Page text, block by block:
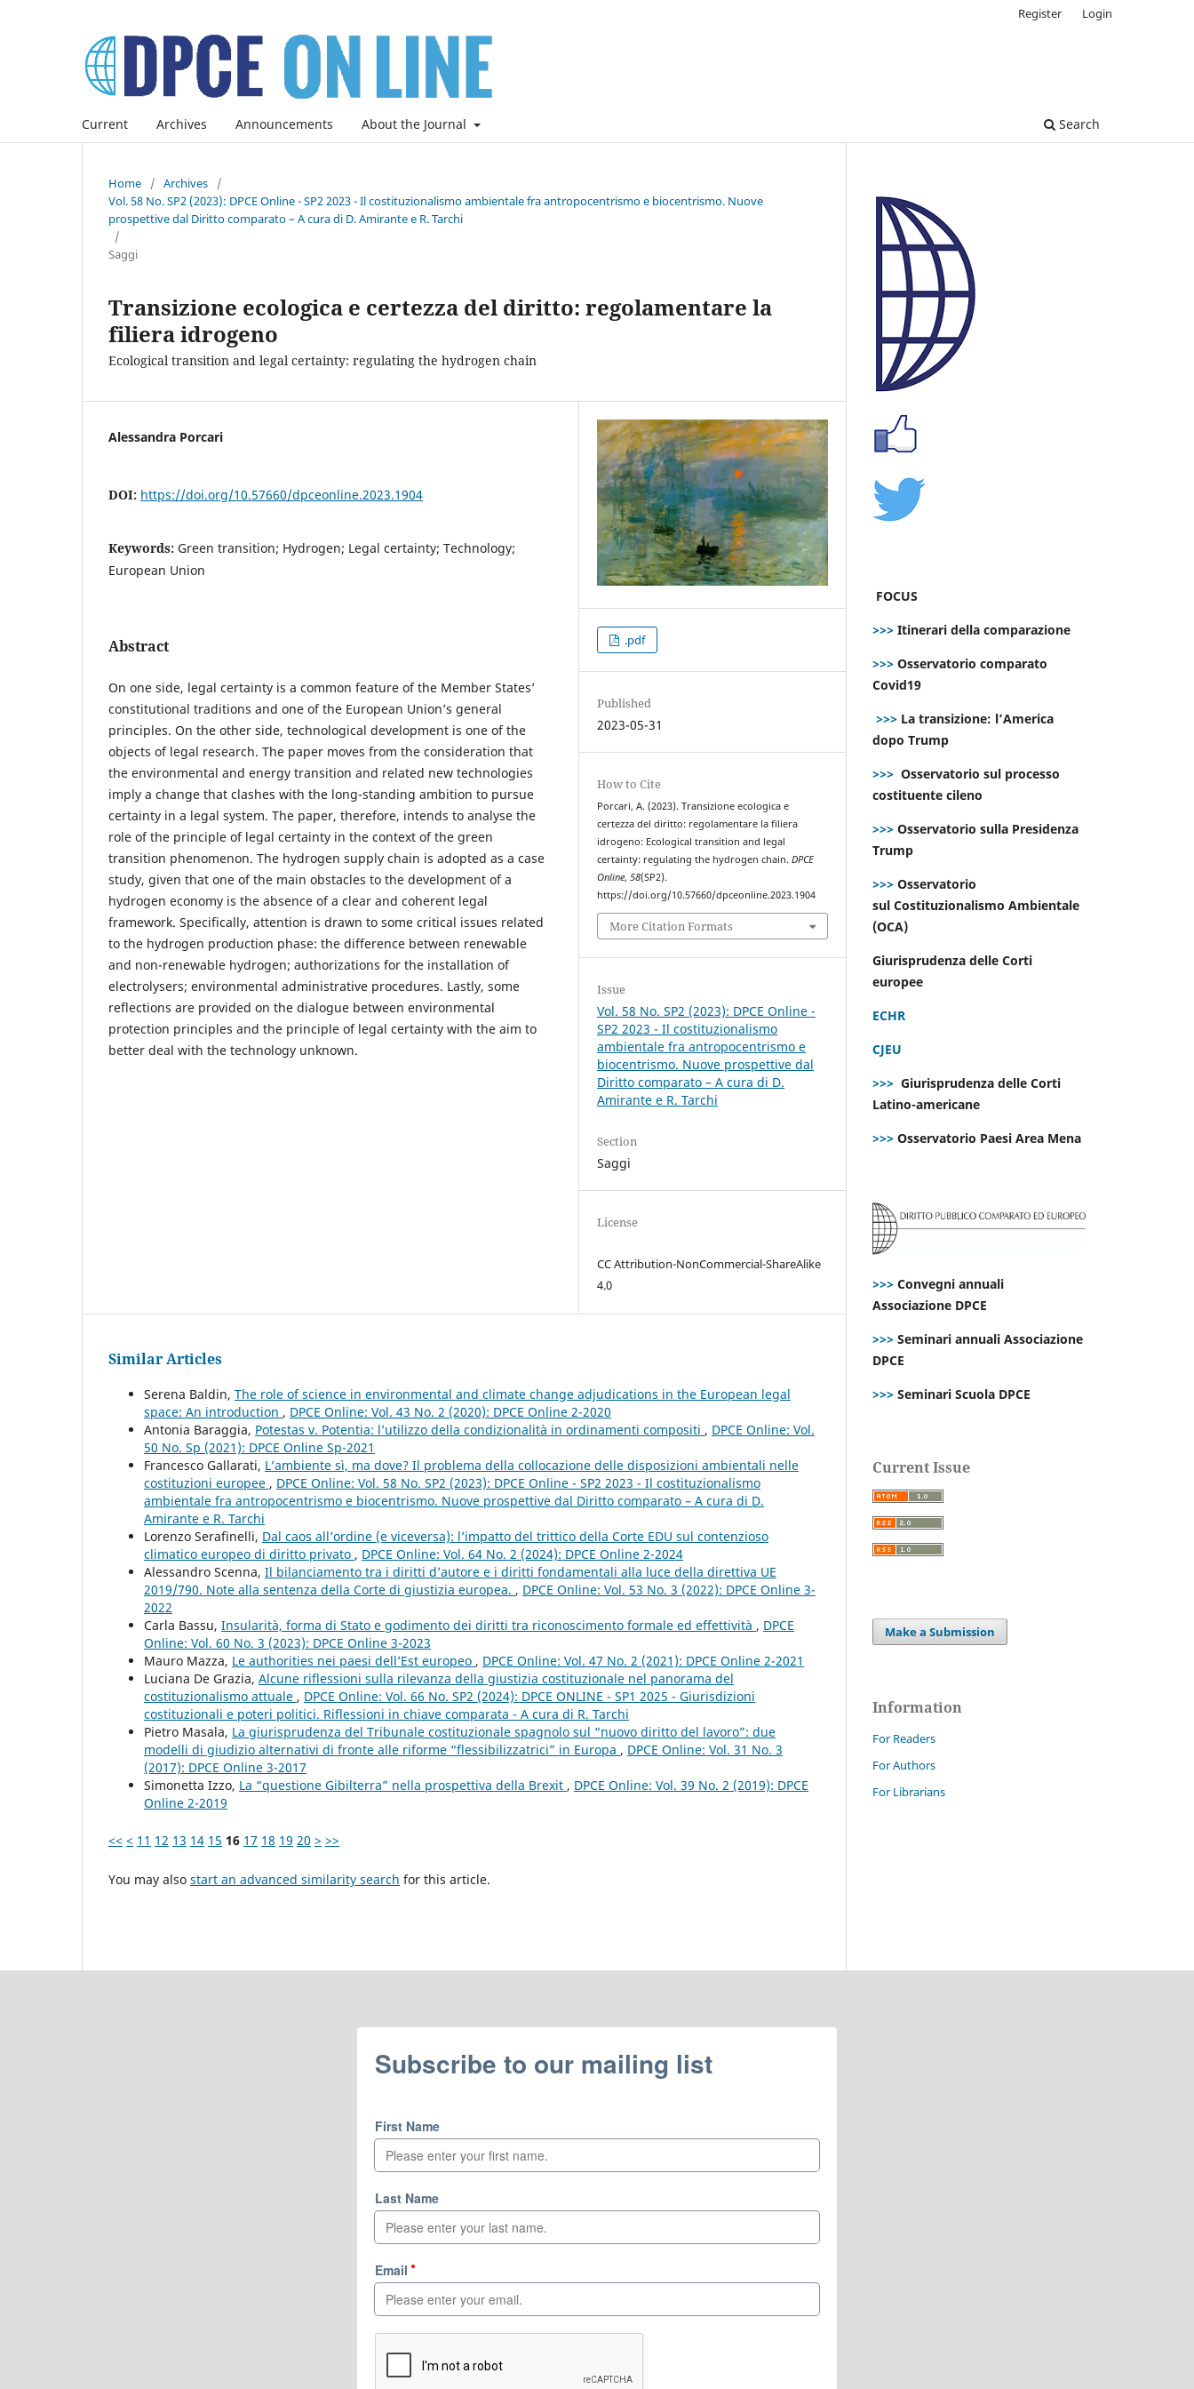
Current Archives Announcements About the Journal Search
Register Login
Home / Archives
/
Vol. 58 No. SP2 (2023): DPCE Online - SP2 2023 - Il costituzionalismo ambientale fra antropocentrismo e biocentrismo. Nuove
prospettive dal Diritto comparato – A cura di D. Amirante e R. Tarchi
/
Saggi
Transizione ecologica e certezza del diritto: regolamentare la
filiera idrogeno
Ecological transition and legal certainty: regulating the hydrogen chain
Alessandra Porcari
DOI: https://doi.org/10.57660/dpceonline.2023.1904
Keywords: Green transition; Hydrogen; Legal certainty; Technology;
European Union
Abstract
On one side, legal certainty is a common feature of the Member States’
constitutional traditions and one of the European Union’s general
principles. On the other side, technological development is one of the
objects of legal research. The paper moves from the consideration that
the environmental and energy transition and related new technologies
imply a change that clashes with the long-standing ambition to pursue
certainty in a legal system. The paper, therefore, intends to analyse the
role of the principle of legal certainty in the context of the green
transition phenomenon. The hydrogen supply chain is adopted as a case
study, given that one of the main obstacles to the development of a
hydrogen economy is the absence of a clear and coherent legal
framework. Specifically, attention is drawn to some critical issues related
to the hydrogen production phase: the difference between renewable
and non-renewable hydrogen; authorizations for the installation of
electrolysers; environmental administrative procedures. Lastly, some
reflections are provided on the dialogue between environmental
protection principles and the principle of legal certainty with the aim to
better deal with the technology unknown.
.pdf
Published
2023-05-31
How to Cite
Porcari, A. (2023). Transizione ecologica e
certezza del diritto: regolamentare la filiera
idrogeno: Ecological transition and legal
certainty: regulating the hydrogen chain.DPCE
Online,58(SP2).
https://doi.org/10.57660/dpceonline.2023.1904
More Citation Formats
Issue
Vol. 58 No. SP2 (2023): DPCE Online -
SP2 2023 - Il costituzionalismo
ambientale fra antropocentrismo e
biocentrismo. Nuove prospettive dal
Diritto comparato – A cura di D.
Amirante e R. Tarchi
Section
Saggi
License
CC Attribution-NonCommercial-ShareAlike
4.0
Similar Articles
Serena Baldin, The role of science in environmental and climate change adjudications in the European legal
space: An introduction , DPCE Online: Vol. 43 No. 2 (2020): DPCE Online 2-2020
Antonia Baraggia, Potestas v. Potentia: l’utilizzo della condizionalità in ordinamenti compositi , DPCE Online: Vol.
50 No. Sp (2021): DPCE Online Sp-2021
Francesco Gallarati, L’ambiente sì, ma dove? Il problema della collocazione delle disposizioni ambientali nelle
costituzioni europee , DPCE Online: Vol. 58 No. SP2 (2023): DPCE Online - SP2 2023 - Il costituzionalismo
ambientale fra antropocentrismo e biocentrismo. Nuove prospettive dal Diritto comparato – A cura di D.
Amirante e R. Tarchi
Lorenzo Serafinelli, Dal caos all’ordine (e viceversa): l’impatto del trittico della Corte EDU sul contenzioso
climatico europeo di diritto privato , DPCE Online: Vol. 64 No. 2 (2024): DPCE Online 2-2024
Alessandro Scenna, Il bilanciamento tra i diritti d’autore e i diritti fondamentali alla luce della direttiva UE
2019/790. Note alla sentenza della Corte di giustizia europea. , DPCE Online: Vol. 53 No. 3 (2022): DPCE Online 3-
2022
Carla Bassu, Insularità, forma di Stato e godimento dei diritti tra riconoscimento formale ed effettività , DPCE
Online: Vol. 60 No. 3 (2023): DPCE Online 3-2023
Mauro Mazza, Le authorities nei paesi dell’Est europeo , DPCE Online: Vol. 47 No. 2 (2021): DPCE Online 2-2021
Luciana De Grazia, Alcune riflessioni sulla rilevanza della giustizia costituzionale nel panorama del
costituzionalismo attuale , DPCE Online: Vol. 66 No. SP2 (2024): DPCE ONLINE - SP1 2025 - Giurisdizioni
costituzionali e poteri politici. Riflessioni in chiave comparata - A cura di R. Tarchi
Pietro Masala, La giurisprudenza del Tribunale costituzionale spagnolo sul “nuovo diritto del lavoro”: due
modelli di giudizio alternativi di fronte alle riforme “flessibilizzatrici” in Europa , DPCE Online: Vol. 31 No. 3
(2017): DPCE Online 3-2017
Simonetta Izzo, La “questione Gibilterra” nella prospettiva della Brexit , DPCE Online: Vol. 39 No. 2 (2019): DPCE
Online 2-2019
<< < 11 12 13 14 15 16 17 18 19 20 > >>
You may also start an advanced similarity search for this article.
FOCUS
>>> Itinerari della comparazione
>>> Osservatorio comparato
Covid19
>>> La transizione: l’America
dopo Trump
>>> Osservatorio sul processo
costituente cileno
>>> Osservatorio sulla Presidenza
Trump
>>> Osservatorio
sul Costituzionalismo Ambientale
(OCA)
Giurisprudenza delle Corti
europee
ECHR
CJEU
>>> Giurisprudenza delle Corti
Latino-americane
>>> Osservatorio Paesi Area Mena
>>> Convegni annuali
Associazione DPCE
>>> Seminari annuali Associazione
DPCE
>>> Seminari Scuola DPCE
Current Issue
Make a Submission
Information
For Readers
For Authors
For Librarians